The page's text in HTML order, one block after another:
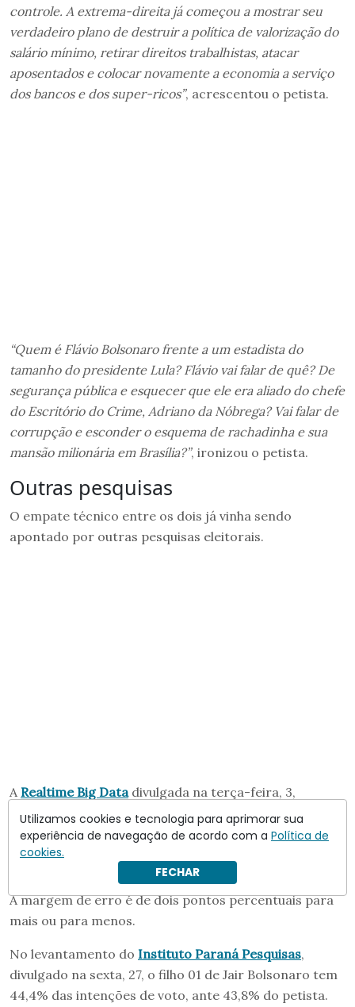
controle. A extrema-direita já começou a mostrar seu
verdadeiro plano de destruir a política de valorização do
salário mínimo, retirar direitos trabalhistas, atacar
aposentados e colocar novamente a economia a serviço
dos bancos e dos super-ricos”, acrescentou o petista.
“Quem é Flávio Bolsonaro frente a um estadista do
tamanho do presidente Lula? Flávio vai falar de quê? De
segurança pública e esquecer que ele era aliado do chefe
do Escritório do Crime, Adriano da Nóbrega? Vai falar de
corrupção e esconder o esquema de rachadinha e sua
mansão milionária em Brasília?”, ironizou o petista.
Outras pesquisas
O empate técnico entre os dois já vinha sendo
apontado por outras pesquisas eleitorais.
A Realtime Big Datadivulgada na terça-feira, 3,
mostrou o petista com 42% das intenções de voto, e o
filho do ex-presidente Jair Bolsonaro, 41%.
Brancos e nulos são 10%; indecisos, 7%.
A margem de erro é de dois pontos percentuais para
mais ou para menos.
No levantamento do Instituto Paraná Pesquisas,
divulgado na sexta, 27, o filho 01 de Jair Bolsonaro tem
44,4% das intenções de voto, ante 43,8% do petista.
Utilizamos cookies e tecnologia para aprimorar sua
experiência de navegação de acordo com a Política de
cookies.
FECHAR